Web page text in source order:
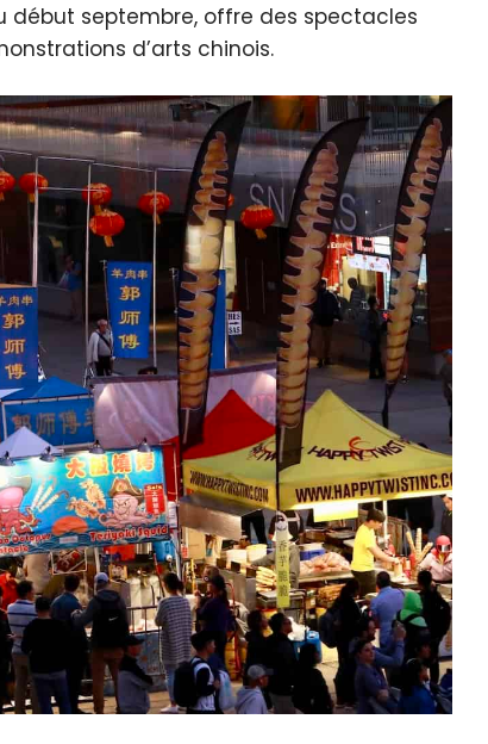
début septembre, offre des spectacles
d’arts chinois.